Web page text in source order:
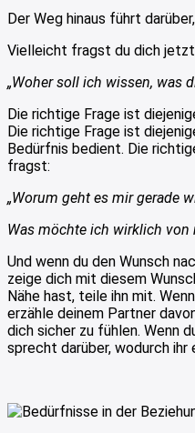
Der Weg hinaus führt
Vielleicht fragst du dich
„Woher soll ich wissen, was
Die richtige Frage ist
Die richtige Frage ist
Bedürfnis bedient. Die
fragst:
„Worum geht es mir gerade
Was möchte ich wirklich von
Und wenn du den Wunsch
zeige dich mit diesem
Nähe hast, teile ihn mit.
erzähle deinem Partner
dich sicher zu fühlen. Wenn
sprecht darüber, wodurch